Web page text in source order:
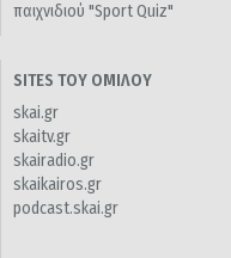
παιχνιδιού "Sport Quiz"
SITES ΤΟΥ ΟΜΙΛΟΥ
skai.gr
skaitv.gr
skairadio.gr
skaikairos.gr
podcast.skai.gr